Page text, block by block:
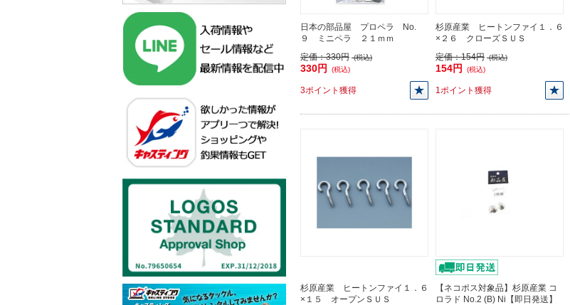
日本の部品屋 プロペラ No.
９ ミニペラ ２１ｍｍ
定価：330円 (税込)
330円 (税込)
3ポイント獲得
杉原産業 ヒートンファイ１．６
×２６ クローズＳＵＳ
定価：154円 (税込)
154円 (税込)
1ポイント獲得
杉原産業 ヒートンファイ１．６
×１５ オープンＳＵＳ
【ネコポス対象品】杉原産業 コ
ロラド No.2 (B) Ni【即日発送】